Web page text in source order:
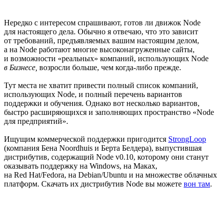
Нередко с интересом спрашивают, готов ли движок Node
для настоящего дела. Обычно я отвечаю, что это зависит
от требований, предъявляемых вашим настоящим делом,
а на Node работают многие высоконагруженные сайты,
и возможности «реальных» компаний, использующих Node
в Бизнесе, возросли больше, чем когда-либо прежде.
Тут места не хватит привести полный список компаний,
использующих Node, и полный перечень вариантов
поддержки и обучения. Однако вот несколько вариантов,
быстро расширяющихся и заполняющих пространство «Node
для предприятий».
Ищущим коммерческой поддержки пригодится StrongLoop
(компания Бена Noordhuis и Берта Белдера), выпустившая
дистрибутив, содержащий Node v0.10, которому они станут
оказывать поддержку на Windows, на Маках,
на Red Hat/Fedora, на Debian/Ubuntu и на множестве облачных
платформ. Скачать их дистрибутив Node вы можете вон там.